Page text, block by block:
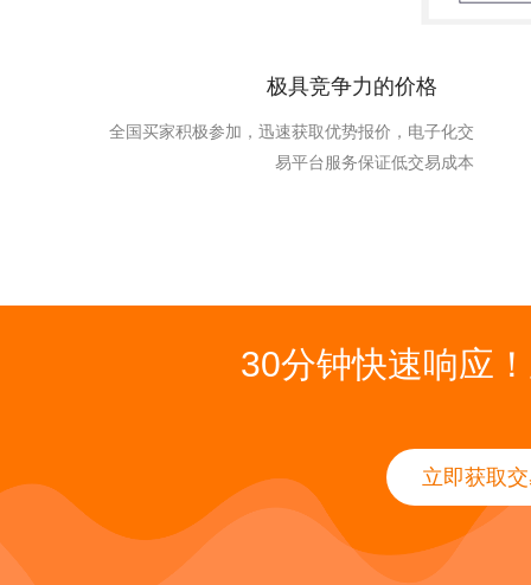
极具竞争力的价格
全国买家积极参加，迅速获取优势报价，电子化交
易平台服务保证低交易成本
30分钟快速响应
立即获取